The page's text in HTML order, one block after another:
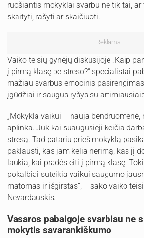
ruošiantis mokyklai svarbu ne tik tai, ar
skaityti, rašyti ar skaičiuoti.
Reklama:
Vaiko teisių gynėjų diskusijoje „Kaip
į pirmą klasę be streso?“ specialistai
mažiau svarbus emocinis
įgūdžiai ir saugus ryšys su
„Mokykla vaikui – nauja bendruomenė,
aplinka. Juk kai suaugusieji keičia
stresą. Tad patariu prieš mokyklą
paklausti, kas jam kelia nerimą, kas jį
laukia, kai pradės eiti į pirmą klasę.
pokalbiai suteikia vaikui saugumo
matomas ir išgirstas“, – sako vaiko
Nevardauskis.
Vasaros pabaigoje svarbiau ne
mokytis savarankiškumo